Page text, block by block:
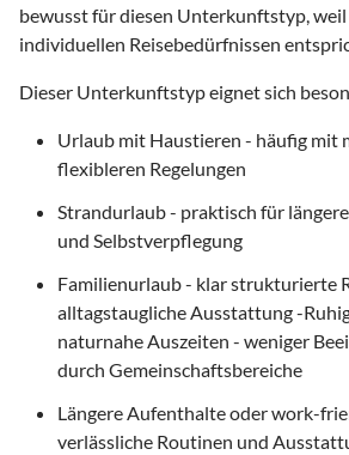
bewusst für diesen Unterkunftstyp, weil
individuellen Reisebedürfnissen
Dieser Unterkunftstyp eignet sich
Urlaub mit Haustieren - häufig mit
flexibleren Regelungen
Strandurlaub - praktisch für
und Selbstverpflegung
Familienurlaub - klar strukturierte
alltagstaugliche Ausstattung -
naturnahe Auszeiten - weniger
durch Gemeinschaftsbereiche
Längere Aufenthalte oder work-
verlässliche Routinen und